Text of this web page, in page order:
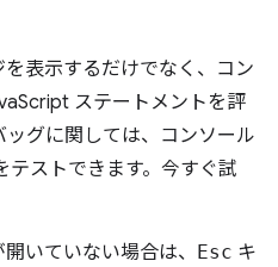
を表示するだけでなく、コン
ステートメントを評
グに関しては、コンソール
テストできます。今すぐ試
いていない場合は、 Esc キ